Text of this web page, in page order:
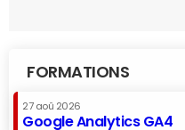
FORMATIONS
27 aoû 2026
Google Analytics GA4